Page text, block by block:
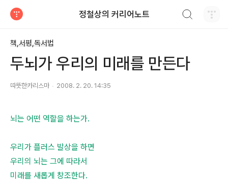
정철상의 커리어노트
책,서평,독서법
두뇌가 우리의 미래를 만든다
따뜻한카리스마 2008. 2. 20. 14:35
뇌는 어떤 역할을 하는가.
우리가 플러스 발상을 하면
우리의 뇌는 그에 따라서
미래를 새롭게 창조한다.